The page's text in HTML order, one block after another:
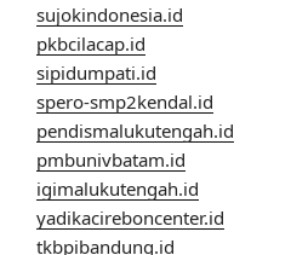
sujokindonesia.id
pkbcilacap.id
sipidumpati.id
spero-smp2kendal.id
pendismalukutengah.id
pmbunivbatam.id
igimalukutengah.id
yadikacireboncenter.id
tkbpibandung.id